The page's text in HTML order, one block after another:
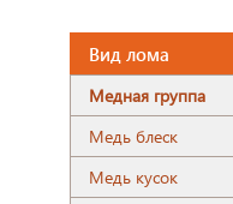
Вид лома
Медная группа
Медь блеск
Медь кусок